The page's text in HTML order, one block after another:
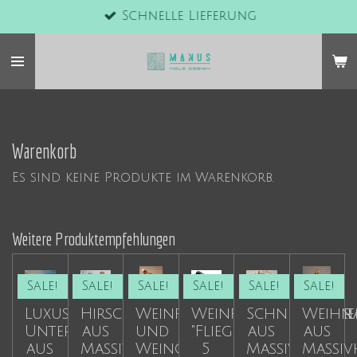
Hauptinhalt
springen
Schnelle Lieferung
Warenkorb
Es sind keine Produkte im Warenkorb.
Weitere Produktempfehlungen
Sale!
Luxus
Untersetzer
aus
Sale!
Hirsche/Rentiere
aus
Massivholz
Sale!
Weinflaschen-
und
Weinglas
Sale!
Weinflaschenhalter
"Flieger",
5
Sale!
aus
Massivholz
Sale!
aus